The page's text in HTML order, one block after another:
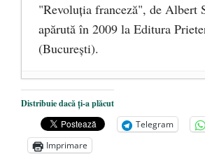
"Revoluţia franceză", de Albert
apărută în 2009 la Editura
(Bucureşti).
Ceva despre pandemie
O carte despre embrionul
persoană ce trebuie apărată -
2019
Distribuie dacă ți-a plăcut
Telegram
Imprimare